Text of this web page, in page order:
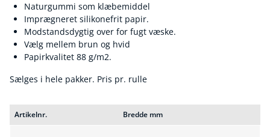
Naturgummi som klæbemiddel
Imprægneret silikonefrit papir.
Modstandsdygtig over for fugt væske.
Vælg mellem brun og hvid
Papirkvalitet 88 g/m2.
Sælges i hele pakker. Pris pr. rulle
Artikelnr. Bredde mm